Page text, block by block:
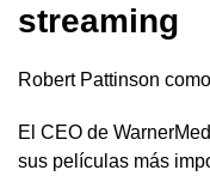
streaming
Robert Pattinson
El CEO de
sus películas más